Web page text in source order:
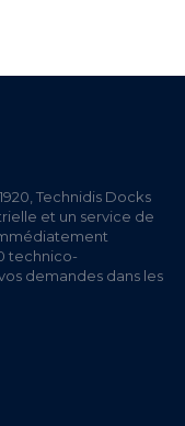
Technidis Docks
et un service de
technico-
demandes dans les